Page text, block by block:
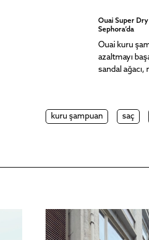
Ouai Super
Sephora’da
Ouai kuru
azaltmayı
sandal
kuru şampuan saç